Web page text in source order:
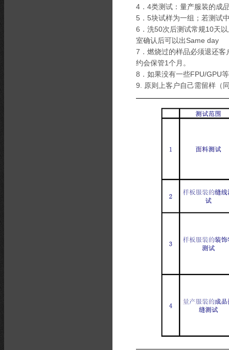
4．4类测试：量产服装的成
5．5块试样为一组；若测试
6．洗50次后测试常规10天
室确认后可以出Same day
7．燃烧过的样品必须退还
约会保管1个月。
8．如果没有一些FPU/GPU
9. 原则上客户自己需留样（